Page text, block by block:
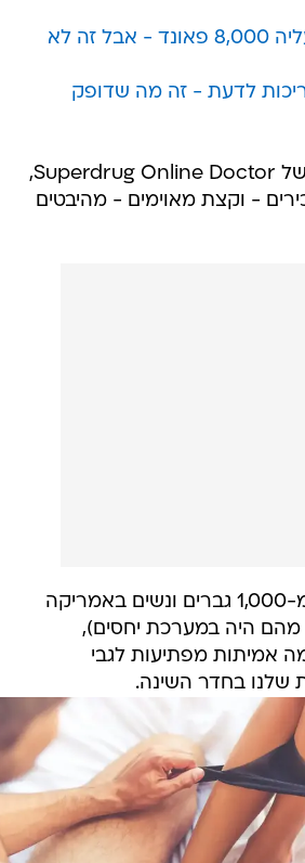
"בעלי בגד והוציא עליה 8,000 פאונד - אבל זה לא
לדעת - זה מה שדופק
על פי מחקר חדש של Superdrug Online Doctor,
- וקצת מאוימים - מהיבטים
בסקר של למעלה מ-1,000 גברים ונשים באמריקה
מהם היה במערכת יחסים),
אמיתות מפתיעות לגבי
שלנו בחדר השינה.